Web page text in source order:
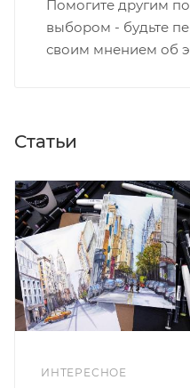
Помогите другим
выбором - будьте
своим мнением об
Статьи
ИНТЕРЕСНОЕ